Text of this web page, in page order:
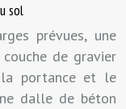
sol
prévues, une
de gravier
portance et le
dalle de béton